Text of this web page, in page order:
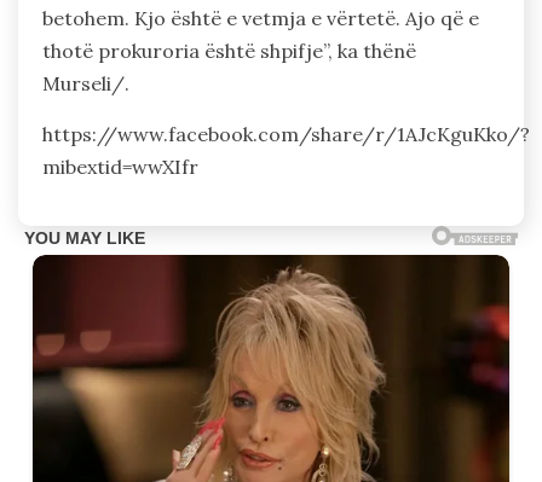
betohem. Kjo është e vetmja e vërtetë. Ajo që e
thotë prokuroria është shpifje”, ka thënë
Murseli/.
https://www.facebook.com/share/r/1AJcKguKko/?
mibextid=wwXIfr